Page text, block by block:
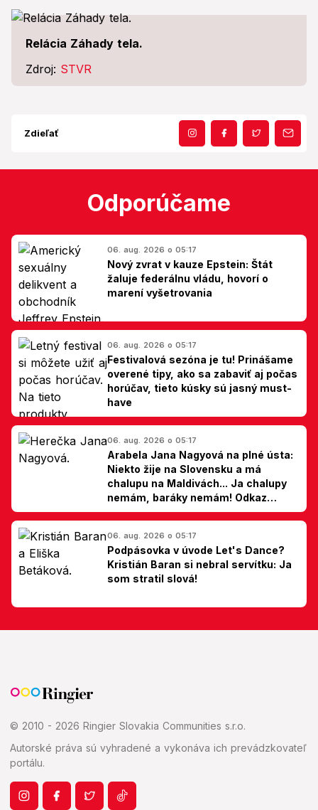
Relácia Záhady tela.
Zdroj: STVR
Zdieľať
Odporúčame
06. aug. 2026 o 05:17
Nový zvrat v kauze Epstein: Štát
žaluje federálnu vládu, hovorí o
marení vyšetrovania
06. aug. 2026 o 05:17
Festivalová sezóna je tu! Prinášame
overené tipy, ako sa zabaviť aj počas
horúčav, tieto kúsky sú jasný must-
have
06. aug. 2026 o 05:17
Arabela Jana Nagyová na plné ústa:
Niekto žije na Slovensku a má
chalupu na Maldivách... Ja chalupy
nemám, baráky nemám! Odkaz
Slovákom
06. aug. 2026 o 05:17
Podpásovka v úvode Let's Dance?
Kristián Baran si nebral servítku: Ja
som stratil slová!
© 2010 - 2026 Ringier Slovakia Communities s.r.o.
Autorské práva sú vyhradené a vykonáva ich prevádzkovateľ
portálu.